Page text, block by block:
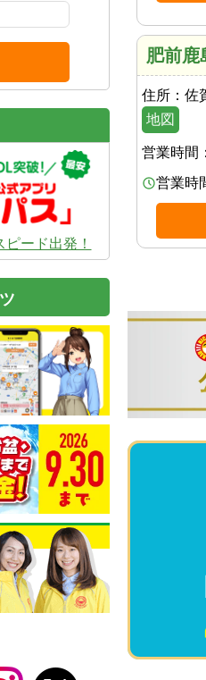
肥前鹿
住所： 佐
地図
営業時間：
営業時
ード出発！